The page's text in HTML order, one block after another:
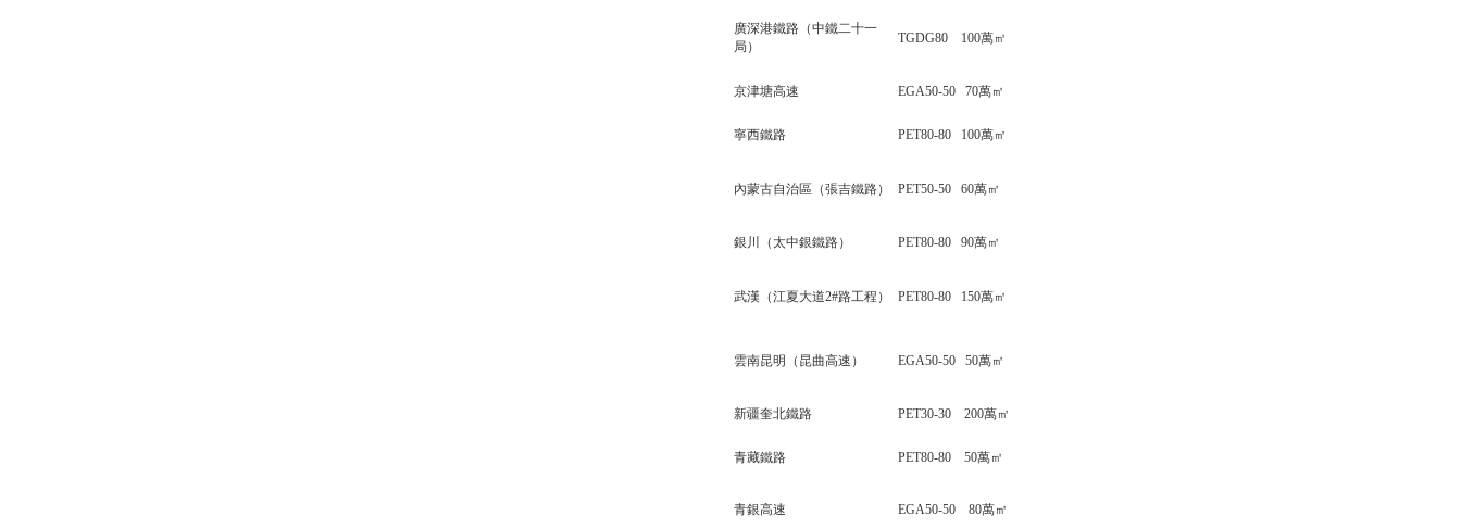
廣深港鐵路（中鐵二十一
局）
TGDG80 100萬㎡
京津塘高速 EGA50-50 70萬㎡
寧西鐵路 PET80-80 100萬㎡
內蒙古自治區（張吉鐵路） PET50-50 60萬㎡
銀川（太中銀鐵路） PET80-80 90萬㎡
武漢（江夏大道2#路工程） PET80-80 150萬㎡
雲南昆明（昆曲高速） EGA50-50 50萬㎡
新疆奎北鐵路 PET30-30 200萬㎡
青藏鐵路 PET80-80 50萬㎡
青銀高速 EGA50-50 80萬㎡